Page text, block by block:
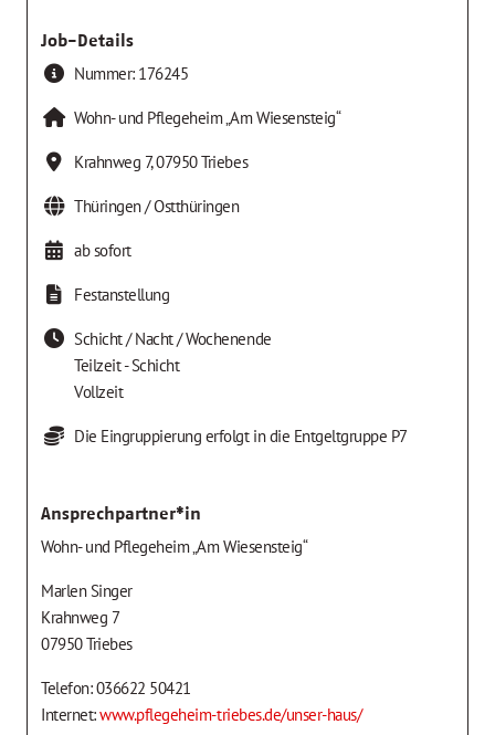
Job-Details
Nummer: 176245
Wohn- und Pflegeheim „Am Wiesensteig“
Krahnweg 7,07950Triebes
Thüringen / Ostthüringen
ab sofort
Festanstellung
Schicht / Nacht / Wochenende
Teilzeit - Schicht
Vollzeit
Die Eingruppierung erfolgt in die Entgeltgruppe P7
Ansprechpartner*in
Wohn- und Pflegeheim „Am Wiesensteig“
Marlen Singer
Krahnweg 7
07950 Triebes
Telefon: 036622 50421
Internet:www.pflegeheim-triebes.de/unser-haus/